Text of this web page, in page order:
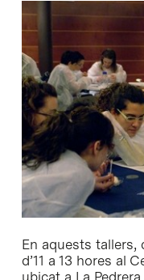
En aquests
d’11 a 13 hores al
ubicat a La